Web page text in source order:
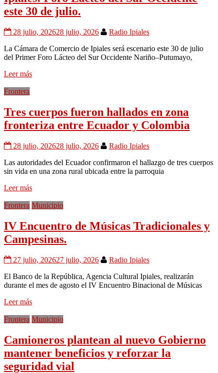
este 30 de julio.
28 julio, 202628 julio, 2026
Radio Ipiales
La Cámara de Comercio de Ipiales será escenario este 30 de julio
del Primer Foro Lácteo del Sur Occidente Nariño–Putumayo,
Leer más
Frontera
Tres cuerpos fueron hallados en zona
fronteriza entre Ecuador y Colombia
28 julio, 202628 julio, 2026
Radio Ipiales
Las autoridades del Ecuador confirmaron el hallazgo de tres cuerpos
sin vida en una zona rural ubicada entre la parroquia
Leer más
Frontera Municipio
IV Encuentro de Músicas Tradicionales y
Campesinas.
27 julio, 202627 julio, 2026
Radio Ipiales
El Banco de la República, Agencia Cultural Ipiales, realizarán
durante el mes de agosto el IV Encuentro Binacional de Músicas
Leer más
Frontera Municipio
Camioneros plantean al nuevo Gobierno
mantener beneficios y reforzar la
seguridad vial